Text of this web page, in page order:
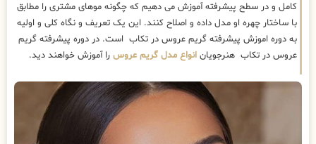
کامل و در سطح پیشرفته آموزش می دهیم که چگونه موهای مشتری را مطابق
با ساختار چهره او مدل داده و اصلاح کنند. این یک تعریف و نگاه کلی و اولیه
به دوره اموزش پیشرفته گریم عروس در تکاب است. در دوره پیشرفته گریم
عروس در تکاب هنرجویان انواع مدل گریم عروس را آموزش خواهند دید.